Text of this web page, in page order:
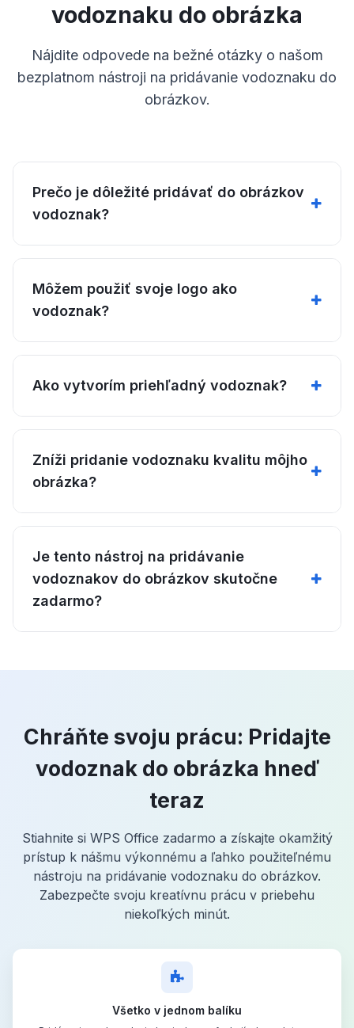
vodoznaku do obrázka
Nájdite odpovede na bežné otázky o našom
bezplatnom nástroji na pridávanie vodoznaku do
obrázkov.
Prečo je dôležité pridávať do obrázkov
vodoznak?
Môžem použiť svoje logo ako
vodoznak?
Ako vytvorím priehľadný vodoznak?
Zníži pridanie vodoznaku kvalitu môjho
obrázka?
Je tento nástroj na pridávanie
vodoznakov do obrázkov skutočne
zadarmo?
Chráňte svoju prácu: Pridajte
vodoznak do obrázka hneď
teraz
Stiahnite si WPS Office zadarmo a získajte okamžitý
prístup k nášmu výkonnému a ľahko použiteľnému
nástroju na pridávanie vodoznaku do obrázkov.
Zabezpečte svoju kreatívnu prácu v priebehu
niekoľkých minút.
Všetko v jednom balíku